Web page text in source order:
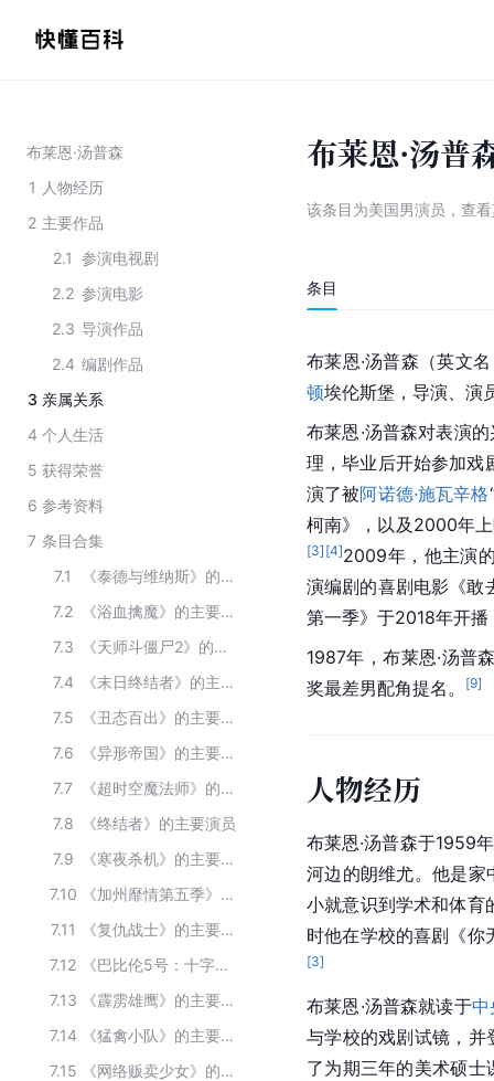
布莱恩·汤普森
1 人物经历
2 主要作品
2.1 参演电视剧
2.2 参演电影
2.3 导演作品
2.4 编剧作品
3 亲属关系
4 个人生活
5 获得荣誉
6 参考资料
7 条目合集
7.1
《泰德与维纳斯》的主要演员
7.2
《浴血擒魔》的主要演员
7.3
《天师斗僵尸2》的主要演员
7.4
《末日终结者》的主要演员
7.5
《丑态百出》的主要演员
7.6
《异形帝国》的主要演员
7.7
《超时空魔法师》的主要演员
7.8
《终结者》的主要演员
7.9
《寒夜杀机》的主要演员
7.10
《加州靡情第五季》的主要演员
7.11
《复仇战士》的主要演员
7.12
《巴比伦5号：十字军》的主要演员
7.13
《霹雳雄鹰》的主要演员
7.14
《猛禽小队》的主要演员
7.15
《网络贩卖少女》的主要演员
布莱恩·汤普
该条目为美国男演员 ， 查看
条目
布莱恩·汤普森（英文
顿埃伦斯堡，导演、演
布莱恩·汤普森对表演
理，毕业后开始参加戏
演了被阿诺德·施瓦辛格
柯南》，以及2000年
[3] [4]2009年，他主演
演编剧的喜剧电影《敢
第一季》于2018年开
1987年，布莱恩·汤普
奖最差男配角提名。
[9]
人物经历
布莱恩·汤普森于1959
河边的朗维尤。他是家
小就意识到学术和体育
时他在学校的喜剧《你
[3]
布莱恩·汤普森就读于中
与学校的戏剧试镜，并
了为期三年的美术硕